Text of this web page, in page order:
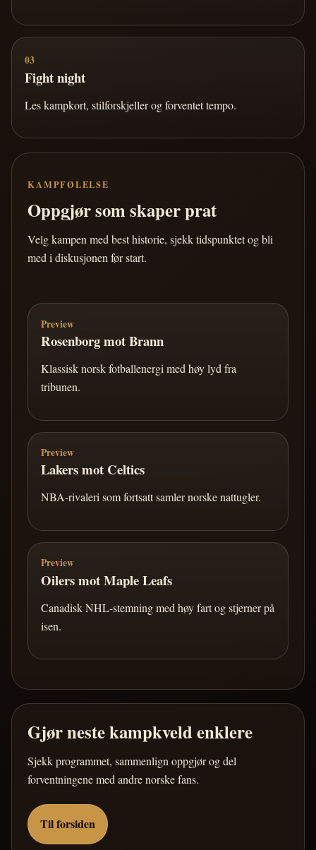
03
Fight night
Les kampkort, stilforskjeller og forventet tempo.
KAMPFØLELSE
Oppgjør som skaper prat
Velg kampen med best historie, sjekk tidspunktet og bli
med i diskusjonen før start.
Preview
Rosenborg mot Brann
Klassisk norsk fotballenergi med høy lyd fra
tribunen.
Preview
Lakers mot Celtics
NBA-rivaleri som fortsatt samler norske nattugler.
Preview
Oilers mot Maple Leafs
Canadisk NHL-stemning med høy fart og stjerner på
isen.
Gjør neste kampkveld enklere
Sjekk programmet, sammenlign oppgjør og del
forventningene med andre norske fans.
Til forsiden